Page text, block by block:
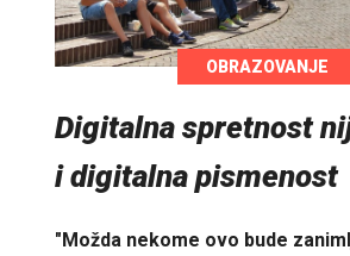
OBRAZOVANJE
Digitalna spretnost
i digitalna pismenost
"Možda nekome ovo bude